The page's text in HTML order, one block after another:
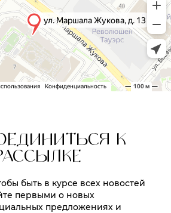
К
быть в курсе всех новостей
первыми о новых
предложениях и